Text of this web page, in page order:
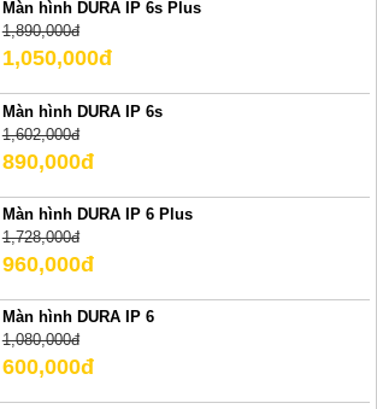
Màn hình DURA IP 6s Plus
1,890,000đ
1,050,000đ
Màn hình DURA IP 6s
1,602,000đ
890,000đ
Màn hình DURA IP 6 Plus
1,728,000đ
960,000đ
Màn hình DURA IP 6
1,080,000đ
600,000đ